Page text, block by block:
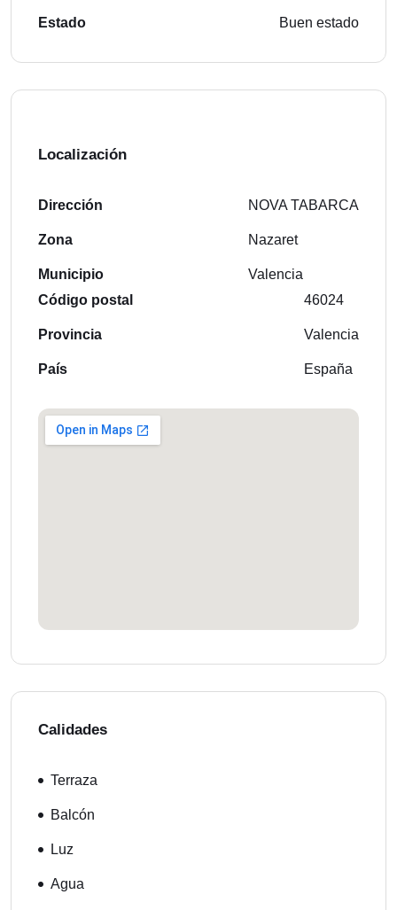
Estado Buen estado
Localización
Dirección
Zona
Municipio
NOVA TABARCA
Nazaret
Valencia
Código postal
Provincia
País
46024
Valencia
España
Calidades
Terraza
Balcón
Luz
Agua